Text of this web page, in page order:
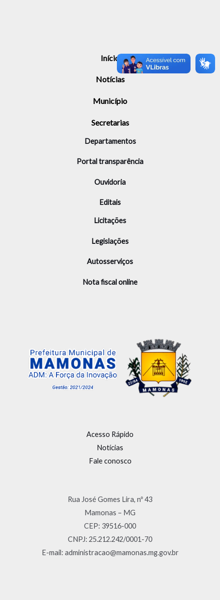
Início
Notícias
Município
Secretarias
Departamentos
Portal transparência
Ouvidoria
Editais
Licitações
Legislações
Autosserviços
Nota fiscal online
Acesso Rápido
Notícias
Fale conosco
Rua José Gomes Lira, nº 43
Mamonas – MG
CEP: 39516-000
CNPJ: 25.212.242/0001-70
E-mail: administracao@mamonas.mg.gov.br